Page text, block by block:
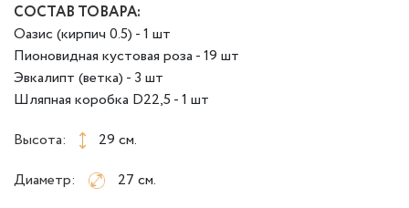
СОСТАВ ТОВАРА:
Оазис (кирпич 0.5) - 1 шт
Пионовидная кустовая роза - 19 шт
Эвкалипт (ветка) - 3 шт
Шляпная коробка D22,5 - 1 шт
Высота:
29 см.
Диаметр:
27 см.